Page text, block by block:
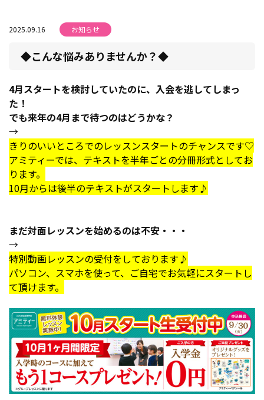
2025.09.16 お知らせ
◆こんな悩みありませんか？◆
4月スタートを検討していたのに、入会を逃してしまっ
た！
でも来年の4月まで待つのはどうかな？
→
きりのいいところでのレッスンスタートのチャンスです♡
アミティーでは、テキストを半年ごとの分冊形式としてお
ります。
10月からは後半のテキストがスタートします♪
まだ対面レッスンを始めるのは不安・・・
→
特別動画レッスンの受付をしております♪
パソコン、スマホを使って、ご自宅でお気軽にスタートし
て頂けます。